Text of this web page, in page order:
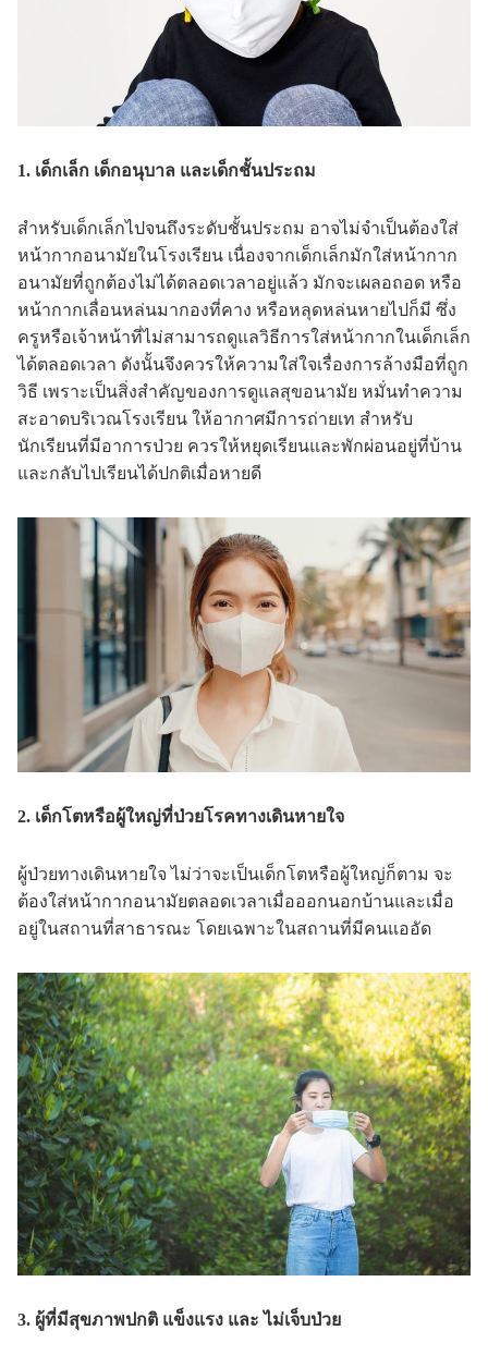
1. เด็กเล็ก เด็กอนุบาล และเด็กชั้นประถม
สำหรับเด็กเล็กไปจนถึงระดับชั้นประถม อาจไม่จำเป็นต้องใส่
หน้ากากอนามัยในโรงเรียน เนื่องจากเด็กเล็กมักใส่หน้ากาก
อนามัยที่ถูกต้องไม่ได้ตลอดเวลาอยู่แล้ว มักจะเผลอถอด หรือ
หน้ากากเลื่อนหล่นมากองที่คาง หรือหลุดหล่นหายไปก็มี ซึ่ง
ครูหรือเจ้าหน้าที่ไม่สามารถดูแลวิธีการใส่หน้ากากในเด็กเล็ก
ได้ตลอดเวลา ดังนั้นจึงควรให้ความใส่ใจเรื่องการล้างมือที่ถูก
วิธี เพราะเป็นสิ่งสำคัญของการดูแลสุขอนามัย หมั่นทำความ
สะอาดบริเวณโรงเรียน ให้อากาศมีการถ่ายเท สำหรับ
นักเรียนที่มีอาการป่วย ควรให้หยุดเรียนและพักผ่อนอยู่ที่บ้าน
และกลับไปเรียนได้ปกติเมื่อหายดี
2. เด็กโตหรือผู้ใหญ่ที่ป่วยโรคทางเดินหายใจ
ผู้ป่วยทางเดินหายใจ ไม่ว่าจะเป็นเด็กโตหรือผู้ใหญ่ก็ตาม จะ
ต้องใส่หน้ากากอนามัยตลอดเวลาเมื่อออกนอกบ้านและเมื่อ
อยู่ในสถานที่สาธารณะ โดยเฉพาะในสถานที่มีคนแออัด
3. ผู้ที่มีสุขภาพปกติ แข็งแรง และ ไม่เจ็บป่วย